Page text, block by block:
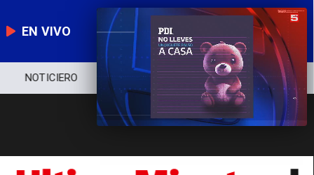
EN VIVO
NOTICIERO POLÍTICA ECONOMÍA